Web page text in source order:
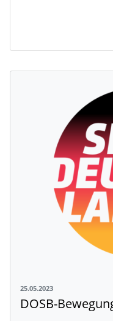
25.05.2023